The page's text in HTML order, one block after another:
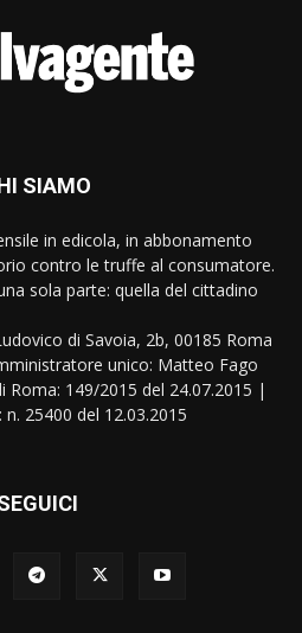
SIAMO
in edicola, in abbonamento
contro le truffe al consumatore.
sola parte: quella del cittadino
di Savoia, 2b, 00185 Roma
unico: Matteo Fago
Roma: 149/2015 del 24.07.2015 |
n. 25400 del 12.03.2015